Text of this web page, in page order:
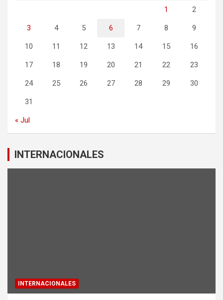
1 2
3 4 5 6 7 8 9
10 11 12 13 14 15 16
17 18 19 20 21 22 23
24 25 26 27 28 29 30
31
« Jul
INTERNACIONALES
INTERNACIONALES